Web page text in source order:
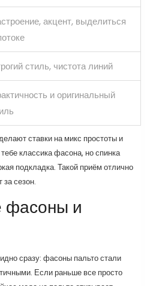
акцент, выделиться
стиль, чистота линий
и оригинальный
ставки на микс простоты и
классика фасона, но спинка
подкладка. Такой приём отлично
за сезон.
фасоны и
сразу: фасоны пальто стали
Если раньше все просто